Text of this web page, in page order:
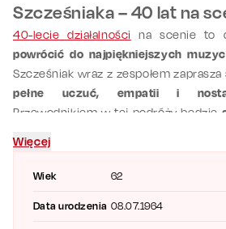
Wiek 62
Data urodzenia 08.07.1964
Szcześniaka – 40 lat na
40-lecie działalności na scenie to
powrócić do najpiękniejszych
Szcześniak wraz z zespołem
pełne uczuć, empatii i
Przewodnikiem w tej podróży będzie
Jubileuszowa trasa cenionego
opowiedzenie pięknej historii na nowo.
Więcej